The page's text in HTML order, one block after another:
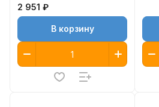
2 951 ₽
В корзину